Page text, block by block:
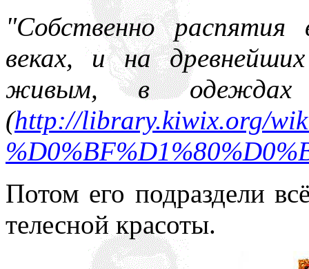
"Собственно
веках, и на
живым, в одеждах
(http://library.kiwix.org/
Потом его подраздели
телесной красоты.